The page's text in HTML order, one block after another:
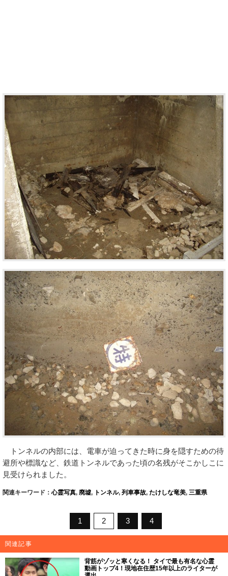
トンネルの内部には、電車が迫ってきた時に身を隠すための待
避所や標識など、鉄道トンネルであった頃の名残がそこかしこに
見受けられました。
関連キーワード：心霊写真, 廃墟, トンネル, 列車事故, たけしな竜美, 三重県
1 2 3 4
関連記事
背筋がゾッと寒くなる！ タイで最も有名な心霊
動画トップ4！現地在住歴15年以上のライターが